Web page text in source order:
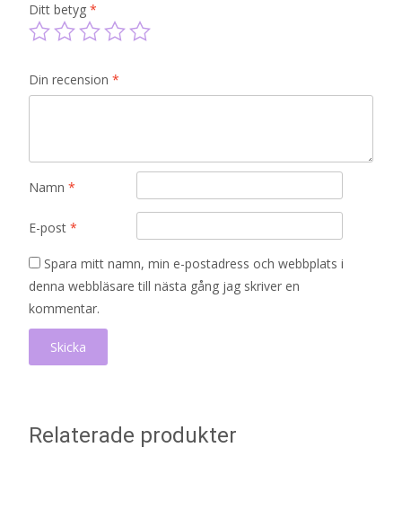
Ditt betyg *
Din recension *
Namn *
E-post *
Spara mitt namn, min e-postadress och webbplats i
denna webbläsare till nästa gång jag skriver en
kommentar.
Relaterade produkter